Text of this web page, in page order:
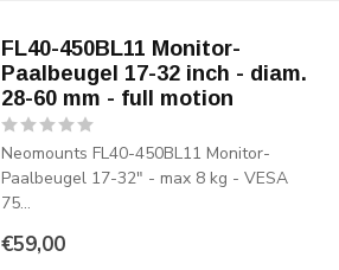
FL40-450BL11 Monitor-
Paalbeugel 17-32 inch - diam.
28-60 mm - full motion
Neomounts FL40-450BL11 Monitor-
Paalbeugel 17-32" - max 8 kg - VESA
75...
€59,00